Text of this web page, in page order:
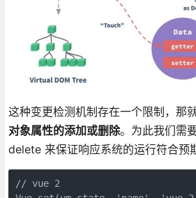
这种变更检测机制存在一个限制，那
对象属性的添加或删除。为此我们需
delete 来保证响应系统的运行符合预
// vue 2